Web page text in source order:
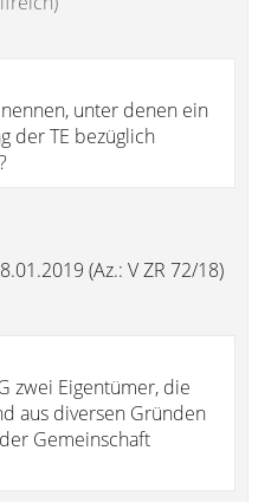
unter denen ein
der TE bezüglich
(Az.: V ZR 72/18)
zwei Eigentümer, die
aus diversen Gründen
Gemeinschaft